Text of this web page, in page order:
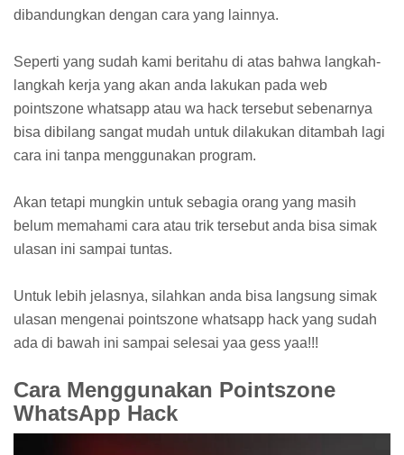
dibandungkan dengan cara yang lainnya.
Seperti yang sudah kami beritahu di atas bahwa langkah-
langkah kerja yang akan anda lakukan pada web
pointszone whatsapp atau wa hack tersebut sebenarnya
bisa dibilang sangat mudah untuk dilakukan ditambah lagi
cara ini tanpa menggunakan program.
Akan tetapi mungkin untuk sebagia orang yang masih
belum memahami cara atau trik tersebut anda bisa simak
ulasan ini sampai tuntas.
Untuk lebih jelasnya, silahkan anda bisa langsung simak
ulasan mengenai pointszone whatsapp hack yang sudah
ada di bawah ini sampai selesai yaa gess yaa!!!
Cara Menggunakan Pointszone
WhatsApp Hack